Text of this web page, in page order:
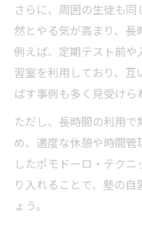
塾の自習室が
自宅で集中で
外部施設の塾
自主学習習慣が身
自主性を育む
塾の自習室で
習慣化しやす
さらに、周囲の生徒も
然とやる気が高まり、長
例えば、定期テスト前
習室を利用しており、
ばす事例も多く見受けら
ただし、長時間の利用
め、適度な休憩や時間管
したポモドーロ・テク
り入れることで、塾の
ょう。